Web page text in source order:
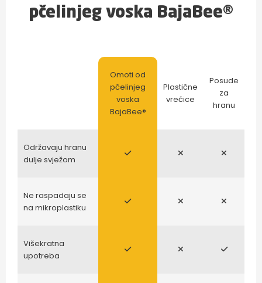
pčelinjeg voska BajaBee®
Omoti od
pčelinjeg
voska
BajaBee®
Plastične
vrećice
Posude
za
hranu
Održavaju hranu
dulje svježom
Ne raspadaju se
na mikroplastiku
Višekratna
upotreba